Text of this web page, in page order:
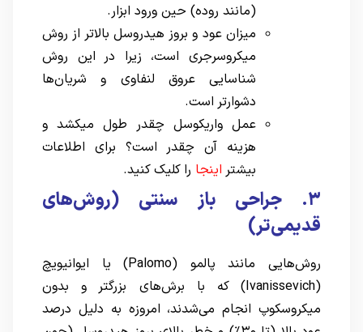
(مانند روده) حین ورود ابزار.
میزان عود و بروز هیدروسل بالاتر از روش
میکروسرجری است، زیرا در این روش
شناسایی عروق لنفاوی و شریان‌ها
دشوارتر است.
عمل واریکوسل چقدر طول میکشد و
هزینه آن چقدر است؟ برای اطلاعات
بیشتر اینجا را کلیک کنید.
۳.
جراحی باز سنتی (روش‌های
قدیمی‌تر)
روش‌هایی مانند پالمو (Palomo) یا ایوانیویچ
(Ivanissevich) که با برش‌های بزرگتر و بدون
میکروسکوپ انجام می‌شدند، امروزه به دلیل درصد